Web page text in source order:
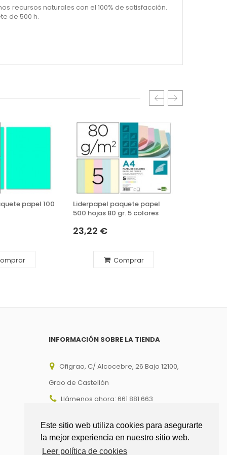
Este sitio web utiliza cookies para asegurarte
la mejor experiencia en nuestro sitio web.
Leer política de cookies
recursos naturales con el 100% de satisfacción.
de 500 h.
papel 100
Liderpapel paquete papel
500 hojas 80 gr. 5 colores
23,22 €
Comprar
INFORMACIÓN SOBRE LA TIENDA
Ofigrao, C/ Alcocebre, 26 Bajo 12100,
Grao de Castellón
Llámenos ahora: 661 881 663